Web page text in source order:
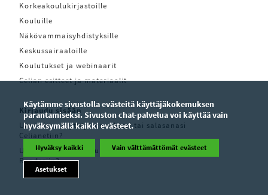
Korkeakoulukirjastoille
Kouluille
Näkövammaisyhdistyksille
Keskussairaaloille
Koulutukset ja webinaarit
Celian esitteet ja materiaalit
Kirjaudu sisään
Unohditko käyttäjätunnuksesi tai salasanasi
Celianetiin?
Unohditko käyttäjätunnuksesi tai salasanasi Pratsam
Readeriin?
Käytämme sivustolla evästeitä käyttäjäkokemuksen
parantamiseksi. Sivuston chat-palvelua voi käyttää vain
hyväksymällä kaikki evästeet.
Hyväksy kaikki Vain välttämättömät evästeet
Asetukset